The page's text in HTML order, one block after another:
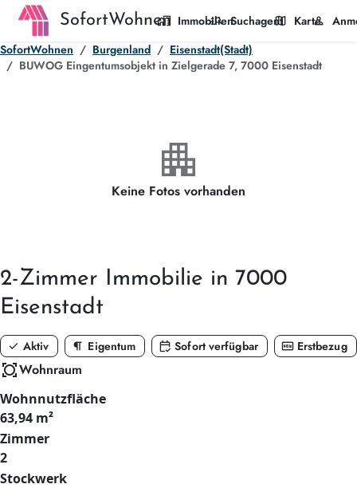
SofortWohnen
home_work Immobilien
manage_search Suchagent
map Karte
person
SofortWohnen
Burgenland
Eisenstadt(Stadt)
BUWOG Eingentumsobjekt in Zielgerade 7, 7000 Eisenstadt
apartment
Keine Fotos vorhanden
2-Zimmer Immobilie in 7000
Eisenstadt
check Aktiv format_paragraph Eigentum calendar_check Sofort verfügbar fiber_new Erstbezug
all_outWohnraum
Wohnnutzfläche
63,94 m²
Zimmer
2
Stockwerk